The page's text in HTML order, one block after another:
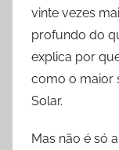
vinte vezes
profundo do
explica por
como o maior
Solar.
Mas não é só